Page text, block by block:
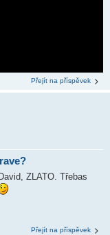
Přejít na příspěvek
ZLATO. Třebas
Přejít na příspěvek